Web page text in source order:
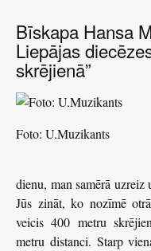
Bīskapa Hansa
Liepājas
skrējienā”
Foto: U.Muzikants
dienu, man samērā
Jūs zināt, ko nozīmē
veicis 400 metru
metru distanci. Starp